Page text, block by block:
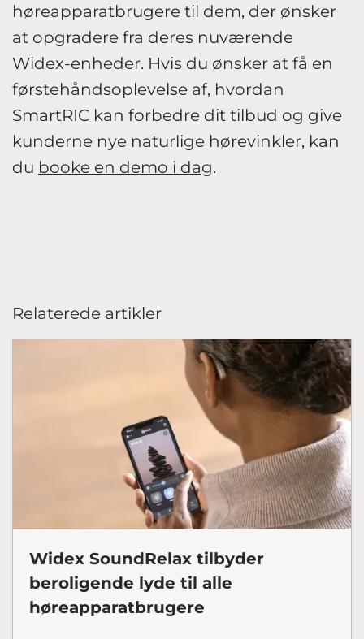
høreapparatbrugere til dem, der ønsker
at opgradere fra deres nuværende
Widex-enheder. Hvis du ønsker at få en
førstehåndsoplevelse af, hvordan
SmartRIC kan forbedre dit tilbud og give
kunderne nye naturlige hørevinkler, kan
du booke en demo i dag.
Relaterede artikler
Widex SoundRelax tilbyder
beroligende lyde til alle
høreapparatbrugere